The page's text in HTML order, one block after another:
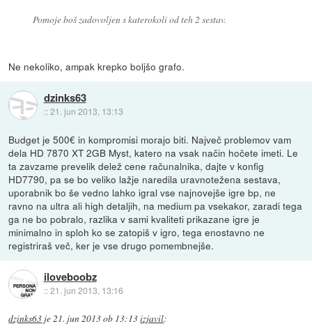
Pomoje boš zadovoljen s katerokoli od teh 2 sestav.
Ne nekoliko, ampak krepko boljšo grafo.
dzinks63
::21. jun 2013, 13:13
Budget je 500€ in kompromisi morajo biti. Največ problemov vam
dela HD 7870 XT 2GB Myst, katero na vsak način hočete imeti. Le
ta zavzame prevelik delež cene računalnika, dajte v konfig
HD7790, pa se bo veliko lažje naredila uravnotežena sestava,
uporabnik bo še vedno lahko igral vse najnovejše igre bp, ne
ravno na ultra ali high detaljih, na medium pa vsekakor, zaradi tega
ga ne bo pobralo, razlika v sami kvaliteti prikazane igre je
minimalno in sploh ko se zatopiš v igro, tega enostavno ne
registriraš več, ker je vse drugo pomembnejše.
iloveboobz
::21. jun 2013, 13:16
dzinks63 je21. jun 2013 ob 13:13izjavil: